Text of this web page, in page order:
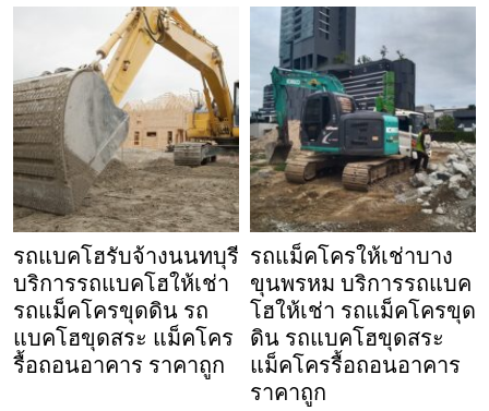
รถแบคโฮรับจ้างนนทบุรี
บริการรถแบคโฮให้เช่า
รถแม็คโครขุดดิน รถ
แบคโฮขุดสระ แม็คโคร
รื้อถอนอาคาร ราคาถูก
รถแม็คโครให้เช่าบาง
ขุนพรหม บริการรถแบค
โฮให้เช่า รถแม็คโครขุด
ดิน รถแบคโฮขุดสระ
แม็คโครรื้อถอนอาคาร
ราคาถูก